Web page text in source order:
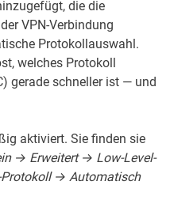
die die
VPN-Verbindung
Protokollauswahl.
welches Protokoll
gerade schneller ist — und
aktiviert. Sie finden sie
→ Erweitert → Low-Level-
→ Automatisch